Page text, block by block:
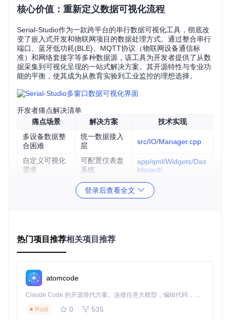
核心价值：重新定义数据可视化流程
Serial-Studio作为一款跨平台的串行数据可视化工具，彻底改
变了嵌入式开发和物联网项目的数据处理方式。通过整合串行
端口、蓝牙低功耗(BLE)、MQTT协议（物联网设备通信标
准）和网络套接字等多种数据源，该工具为开发者提供了从数
据采集到可视化呈现的一站式解决方案。其开源特性与专业功
能的平衡，使其成为从教育实验到工业监控的理想选择。
开发者痛点解决清单
痛点场景
解决方案
技术实现
多设备数据整
合困难
统一数据接入
层
src/IO/Manager.cpp
自定义可视化
需求
可配置仪表盘
系统
app/qml/Widgets/Das
hboard/
JavaScript脚
本扩展
app/rcc/scripts/
场景化应用：从实验室到生产环境
教育科研：氢原子量子概率云模拟
在量子物理教学中，Serial-Studio的3D可视化功能能够将抽象
的电子云模型转化为直观的三维图像。教育工作者可以通过预
设的氢原子模型项目，实时展示量子力学中的概率分布概念，
让学生通过交互式旋转和缩放深入理解电子轨道特性。
登录后查看全文
热门项目推荐相关项目推荐
atomcode
Claude Code 的开源替代方案。连接任意大模型，编辑代码，运行命令，自动验证 — 全自动执行。用 Rust 构建，极致性能。 ｜ An open-source alternative to Claude Code. Connect any LLM, edit code, run commands, and verify changes — autonomously. Built in Rust for speed. Get Started
Rust
0 535